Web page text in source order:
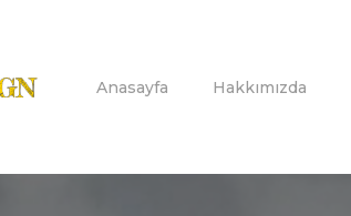
Anasayfa Hakkımızda